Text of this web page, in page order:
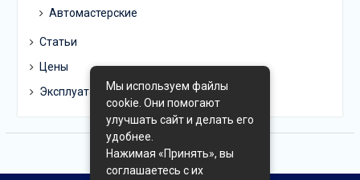
Автомастерские
Статьи
Цены
ЭксплуатацияМы используем файлы
cookie. Они помогают
улучшать сайт и делать его
удобнее.
Нажимая «Принять», вы
соглашаетесь с их